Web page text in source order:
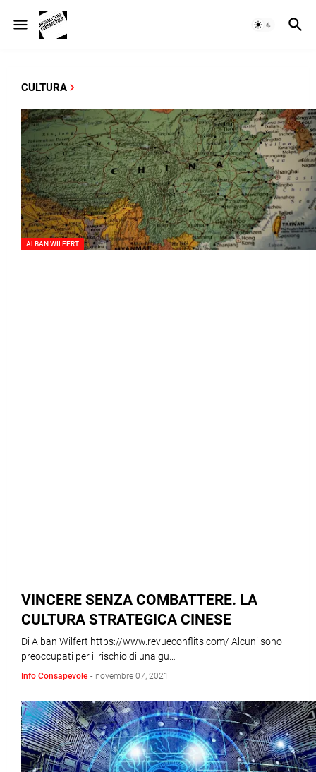
CULTURA
ALBAN WILFERT
VINCERE SENZA COMBATTERE. LA
CULTURA STRATEGICA CINESE
Di Alban Wilfert https://www.revueconflits.com/ Alcuni sono
preoccupati per il rischio di una gu…
Info Consapevole - novembre 07, 2021